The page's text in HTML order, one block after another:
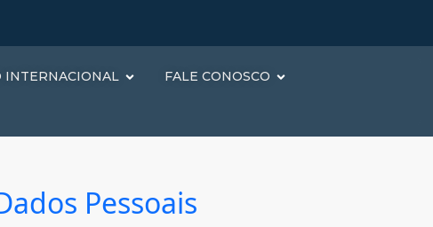
INTERNACIONAL FALE CONOSCO
Pessoais